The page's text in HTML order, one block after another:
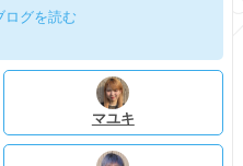
ログを読む
マユキ